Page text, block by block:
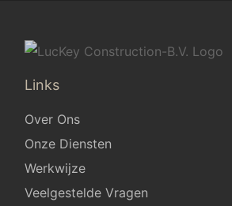
Links
Over Ons
Onze Diensten
Werkwijze
Veelgestelde Vragen